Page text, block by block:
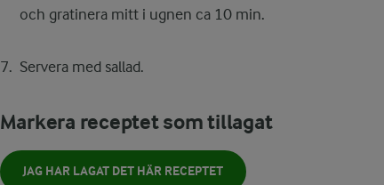
och gratinera mitt i ugnen ca 10 min.
Servera med sallad.
Markera receptet som tillagat
JAG HAR LAGAT DET HÄR RECEPTET